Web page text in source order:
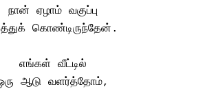
நான் ஏழாம் வகுப்பு
கொண்டிருந்தேன்.
எங்கள் வீட்டில்
ஆடு வளர்த்தோம்,